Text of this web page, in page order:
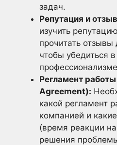
задач.
Репутация и
изучить
прочитать отзывы
чтобы убедиться
Регламент
Agreement):
какой регламент
компанией и
(время реакции
решения